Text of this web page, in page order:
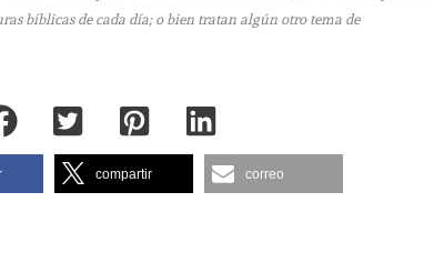
bíblicas de cada día; o bien tratan algún otro tema de
compartir correo